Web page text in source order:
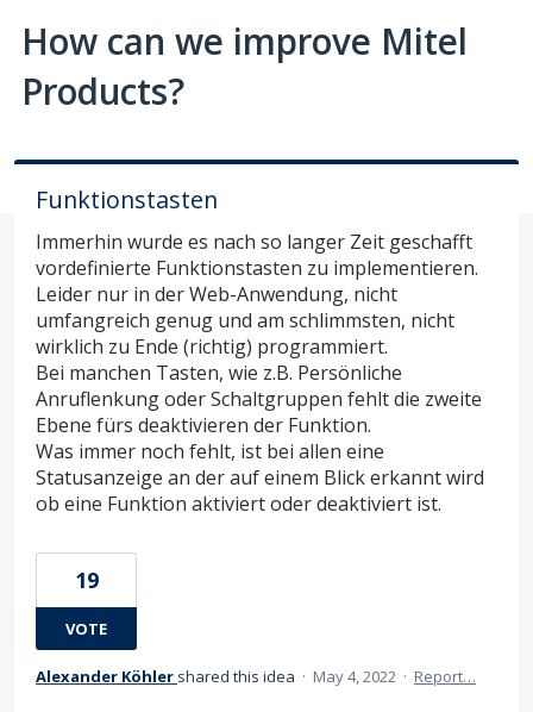
How can we improve Mitel
Products?
Funktionstasten
Immerhin wurde es nach so langer Zeit geschafft
vordefinierte Funktionstasten zu implementieren.
Leider nur in der Web-Anwendung, nicht
umfangreich genug und am schlimmsten, nicht
wirklich zu Ende (richtig) programmiert.
Bei manchen Tasten, wie z.B. Persönliche
Anruflenkung oder Schaltgruppen fehlt die zweite
Ebene fürs deaktivieren der Funktion.
Was immer noch fehlt, ist bei allen eine
Statusanzeige an der auf einem Blick erkannt wird
ob eine Funktion aktiviert oder deaktiviert ist.
19
VOTE
Alexander Köhler shared this idea · May 4, 2022 · Report…